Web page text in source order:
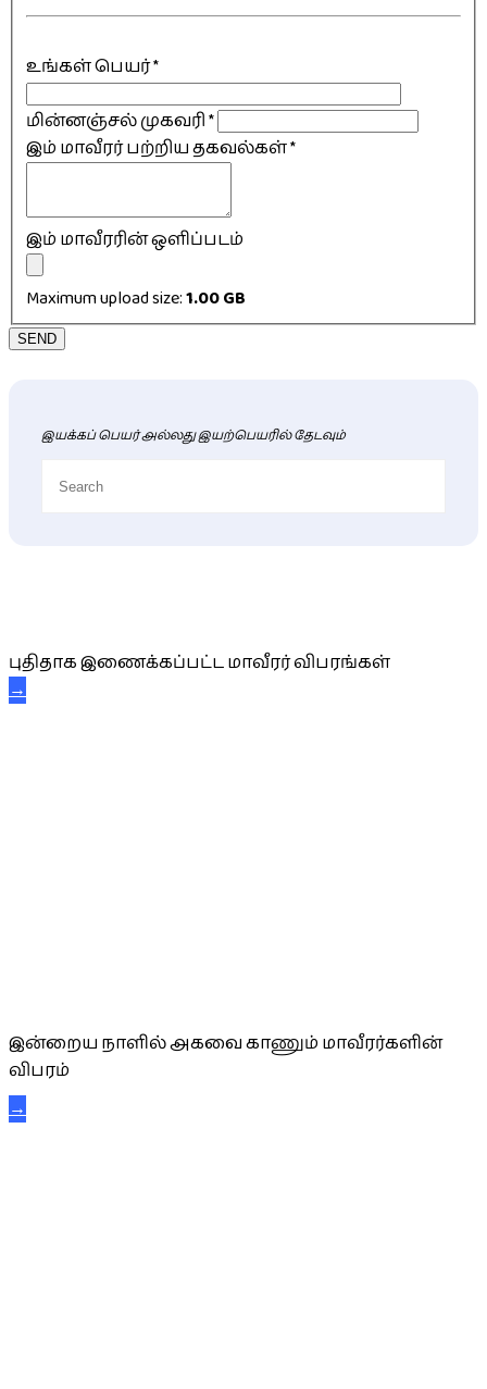
உங்கள் பெயர்*
மின்னஞ்சல் முகவரி*
இம் மாவீரர் பற்றிய தகவல்கள்*
இம் மாவீரரின் ஒளிப்படம்
Maximum upload size:1.00 GB
SEND
இயக்கப் பெயர் அல்லது இயற்பெயரில் தேடவும்
புதிதாக இணைக்கப்பட்ட மாவீரர் விபரங்கள்
→
இன்றைய நாளில் அகவை காணும் மாவீரர்களின்
விபரம்
→